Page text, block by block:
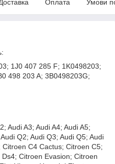
Оплата Умови
1J0 407 285 F; 1K0498203;
498 203 A; 3B0498203G;
Audi A3; Audi A4; Audi A5;
Q2; Audi Q3; Audi Q5; Audi
C4 Cactus; Citroen C5;
Citroen Evasion; Citroen